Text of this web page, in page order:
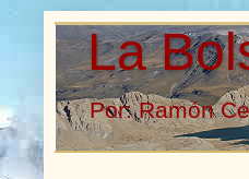
La
Por: Ramón